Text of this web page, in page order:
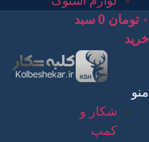
۰ تومان 0 سبد
خرید
منو
شکار و
کمپ